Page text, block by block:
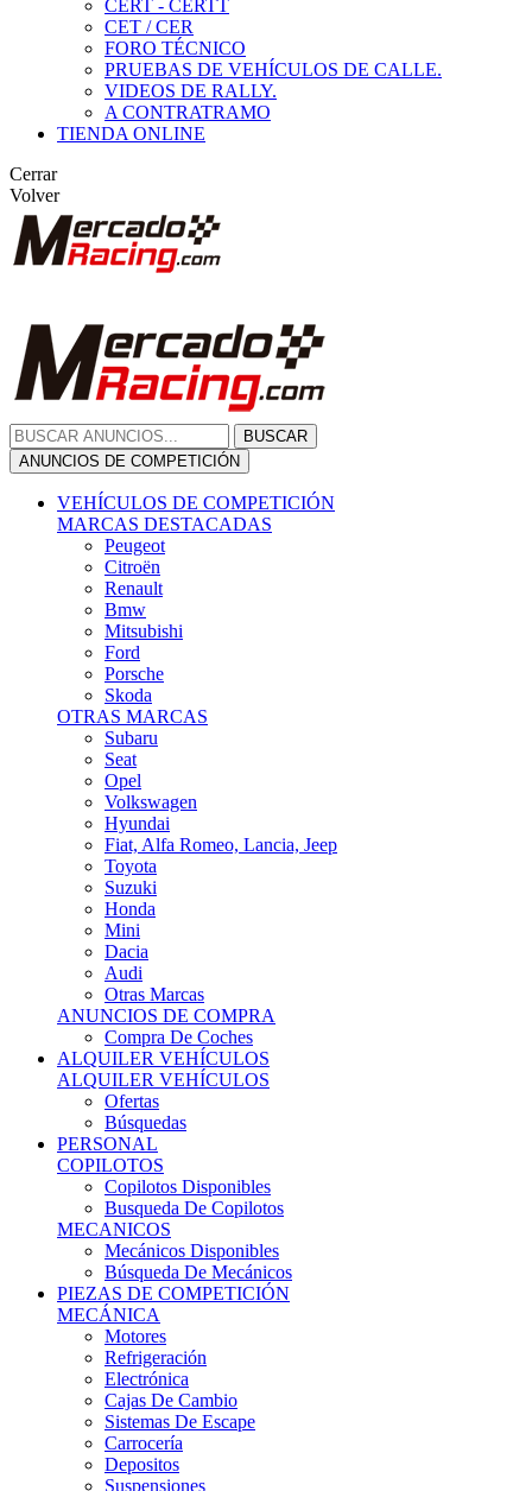
CERT - CERTT
CET / CER
FORO TÉCNICO
PRUEBAS DE VEHÍCULOS DE CALLE.
VIDEOS DE RALLY.
A CONTRATRAMO
TIENDA ONLINE
Cerrar
Volver
BUSCAR
ANUNCIOS DE COMPETICIÓN
VEHÍCULOS DE COMPETICIÓN
MARCAS DESTACADAS
Peugeot
Citroën
Renault
Bmw
Mitsubishi
Ford
Porsche
Skoda
OTRAS MARCAS
Subaru
Seat
Opel
Volkswagen
Hyundai
Fiat, Alfa Romeo, Lancia, Jeep
Toyota
Suzuki
Honda
Mini
Dacia
Audi
Otras Marcas
ANUNCIOS DE COMPRA
Compra De Coches
ALQUILER VEHÍCULOS
ALQUILER VEHÍCULOS
Ofertas
Búsquedas
PERSONAL
COPILOTOS
Copilotos Disponibles
Busqueda De Copilotos
MECANICOS
Mecánicos Disponibles
Búsqueda De Mecánicos
PIEZAS DE COMPETICIÓN
MECÁNICA
Motores
Refrigeración
Electrónica
Cajas De Cambio
Sistemas De Escape
Carrocería
Depositos
Suspensiones
Frenos